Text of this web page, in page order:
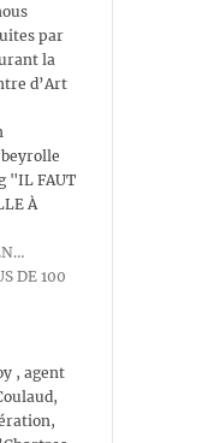
par
la
d’Art
"IL FAUT
À
DE 100
, agent